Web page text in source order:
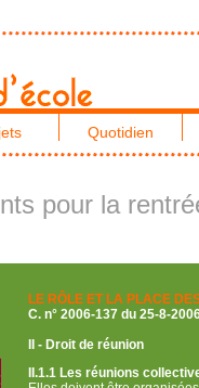
Quotidien
pour la
LE RÔLE ET LA PLACE
C. n° 2006-
II - Droit de réunion
II.1.1 Les réunions